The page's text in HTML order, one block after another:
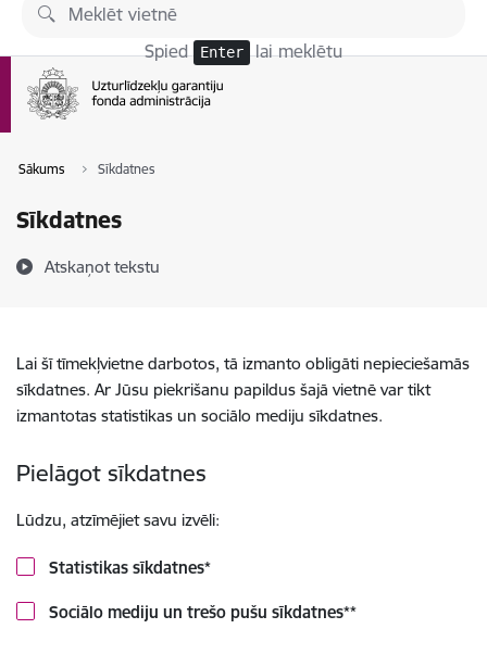
Pāriet uz lapas saturu
Spied Enter lai meklētu
Sākums Sīkdatnes
Sīkdatnes
Atskaņot tekstu
Lai šī tīmekļvietne darbotos, tā izmanto obligāti nepieciešamās
sīkdatnes. Ar Jūsu piekrišanu papildus šajā vietnē var tikt
izmantotas statistikas un sociālo mediju sīkdatnes.
Pielāgot sīkdatnes
Lūdzu, atzīmējiet savu izvēli:
Statistikas sīkdatnes*
Sociālo mediju un trešo pušu sīkdatnes**